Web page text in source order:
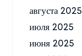
августа 2025
июля 2025
июня 2025